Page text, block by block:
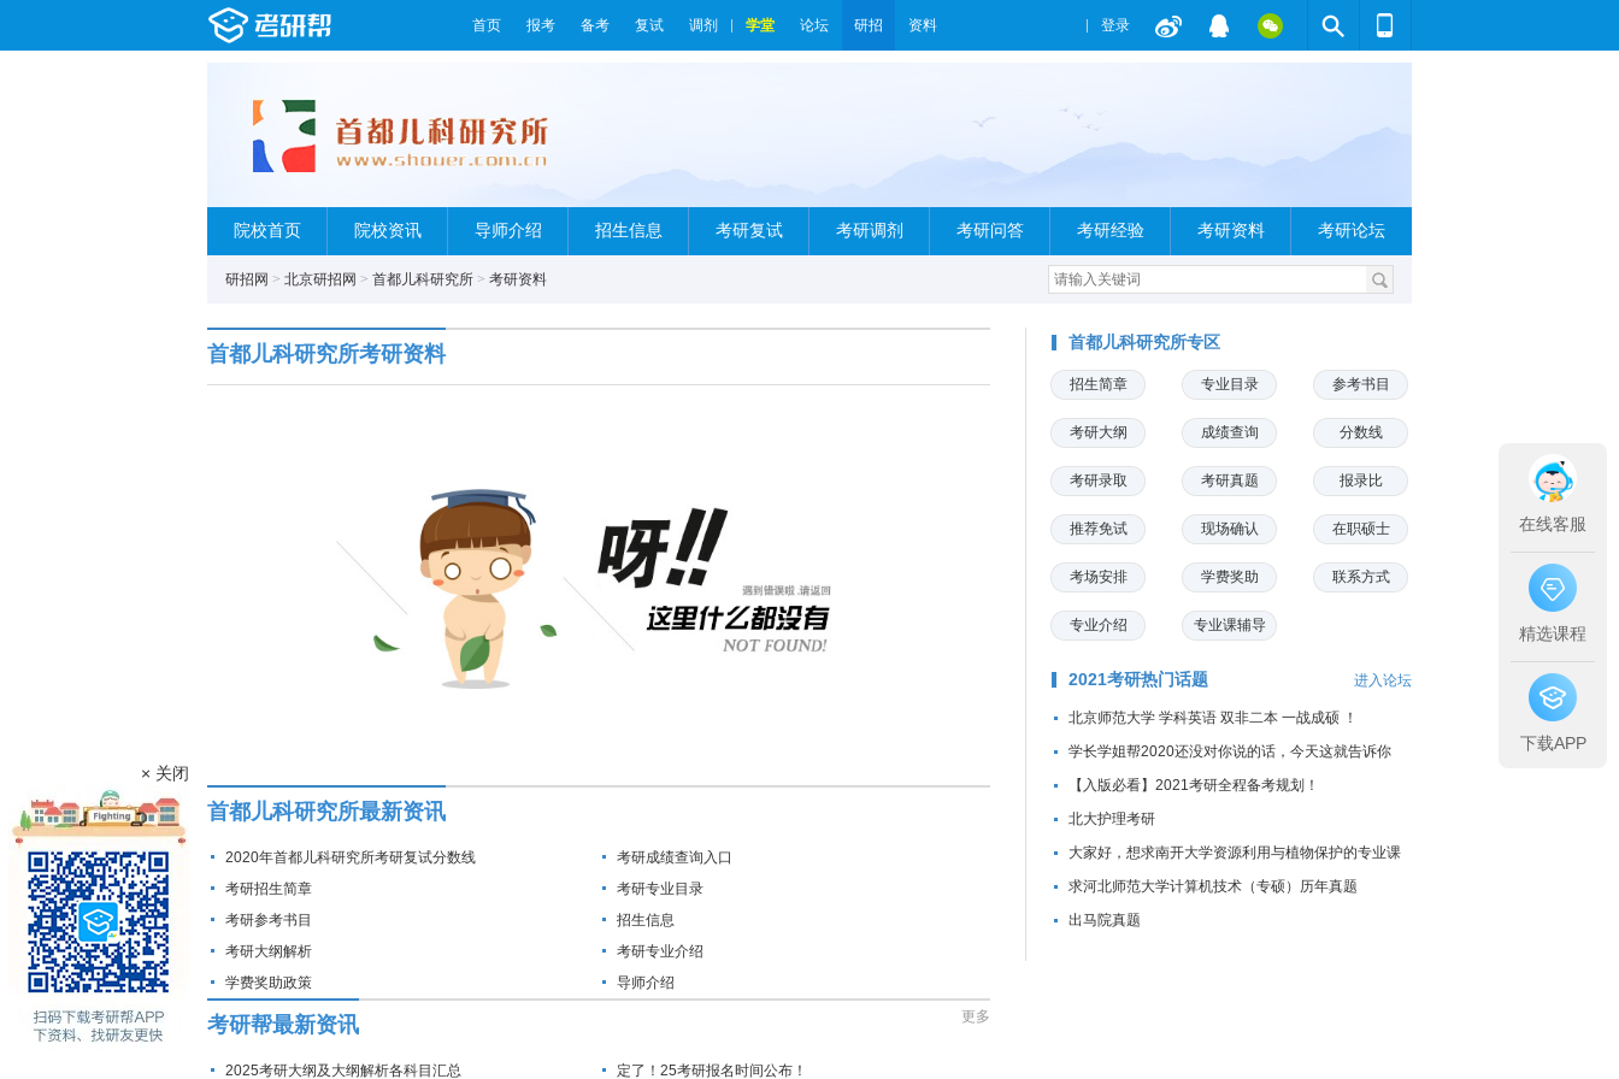
首页 报考 备考 复试 调剂 学堂 论坛 研招 资料 登录
院校首页 院校资讯 导师介绍 招生信息 考研复试 考研调剂 考研问答 考研经验 考研资料 考研论坛
研招网 > 北京研招网 > 首都儿科研究所 > 考研资料
首都儿科研究所考研资料
首都儿科研究所最新资讯
2020年首都儿科研究所考研复试分数线
考研成绩查询入口
考研招生简章
考研专业目录
考研参考书目
招生信息
考研大纲解析
考研专业介绍
学费奖助政策
导师介绍
考研帮最新资讯 更多
2025考研大纲及大纲解析各科目汇总 定了！25考研报名时间公布！
首都儿科研究所专区
招生简章 专业目录 参考书目
考研大纲 成绩查询 分数线
考研录取 考研真题 报录比
推荐免试 现场确认 在职硕士
考场安排 学费奖助 联系方式
专业介绍 专业课辅导
2021考研热门话题 进入论坛
北京师范大学 学科英语 双非二本 一战成硕 ！
学长学姐帮2020还没对你说的话，今天这就告诉你
【入版必看】2021考研全程备考规划！
北大护理考研
大家好，想求南开大学资源利用与植物保护的专业课
资料...
求河北师范大学计算机技术（专硕）历年真题
出马院真题
× 关闭
在线客服
精选课程
下载APP